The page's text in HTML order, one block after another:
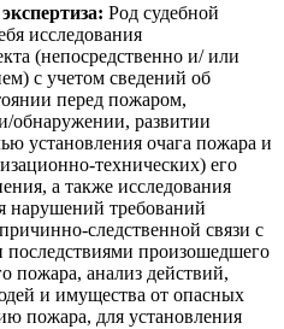
Род судебной
исследования
(непосредственно и/ или
с учетом сведений об
перед пожаром,
обнаружении, разви­тии
установления очага пожара и
технических) его
а так­же исследования
нарушений требований
следственной связи с
последствиями произошедшего
пожара, анализ действий,
и имущества от опасных
пожара, для установления